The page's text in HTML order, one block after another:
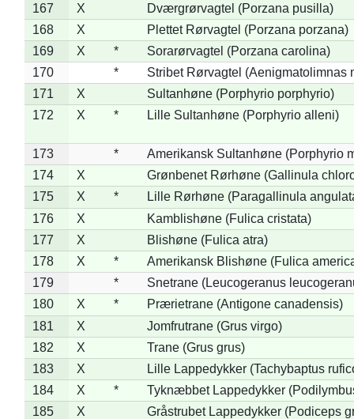
167
X
Dværgrørvagtel (Porzana pusilla)
168
X
Plettet Rørvagtel (Porzana porzana)
169
X *
Sorarørvagtel (Porzana carolina)
170
*
Stribet Rørvagtel (Aenigmatolimnas
171
X
Sultanhøne (Porphyrio porphyrio)
172
X * Lille Sultanhøne (Porphyrio alleni)
173 *
Amerikansk Sultanhøne (Porphyrio
174
X
Grønbenet Rørhøne (Gallinula
175
X *
Lille Rørhøne (Paragallinula
176
X
Kamblishøne (Fulica cristata)
177
X
Blishøne (Fulica atra)
178
X *
Amerikansk Blishøne (Fulica
179
*
Snetrane (Leucogeranus
180
X *
Prærietrane (Antigone canadensis)
181
X
Jomfrutrane (Grus virgo)
182
X
Trane (Grus grus)
183
X
Lille Lappedykker (Tachybaptus
184
X *
Tyknæbbet Lappedykker
185
X
Gråstrubet Lappedykker (Podiceps